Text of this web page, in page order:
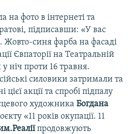
на фото в інтернеті та
підписавши: «У вас
Жовто-синя фарба на фасаді
Євпаторії на Театральній
ніч проти 16 травня.
силовики затримали та
акції та спробі підпалу
художника Богдана
«11 років окупації. 11
продовжують